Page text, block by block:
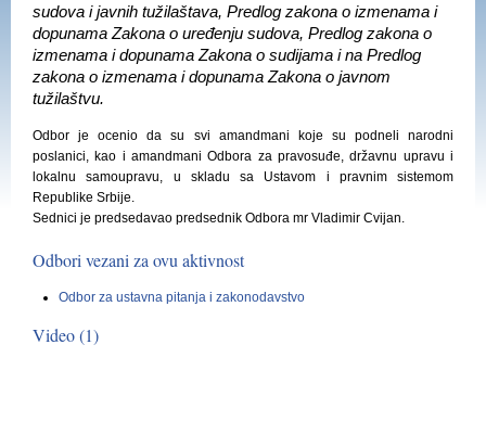
sudova i javnih tužilaštava, Predlog zakona o izmenama i
dopunama Zakona o uređenju sudova, Predlog zakona o
izmenama i dopunama Zakona o sudijama i na Predlog
zakona o izmenama i dopunama Zakona o javnom
tužilaštvu.
Odbor je ocenio da su svi amandmani koje su podneli narodni
poslanici, kao i amandmani Odbora za pravosuđe, državnu upravu i
lokalnu samoupravu, u skladu sa Ustavom i pravnim sistemom
Republike Srbije.
Sednici je predsedavao predsednik Odbora mr Vladimir Cvijan.
Odbori vezani za ovu aktivnost
Odbor za ustavna pitanja i zakonodavstvo
Video (1)